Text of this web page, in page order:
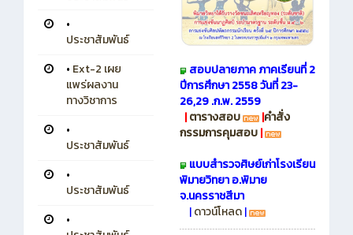
•
ประชาสัมพันธ์
• Ext-2 เผย
แพร่ผลงาน
ทางวิชาการ
•
ประชาสัมพันธ์
•
ประชาสัมพันธ์
•
สอบปลายภาค ภาคเรียนที่ 2
ปีการศึกษา 2558 วันที่ 23-
26,29 .ก.พ. 2559
|ตารางสอบ |คำสั่ง
กรรมการคุมสอบ|
แบบสำรวจศิษย์เก่าโรงเรียน
พิมายวิทยา อ.พิมาย
จ.นครราชสีมา
|ดาวน์โหลด|